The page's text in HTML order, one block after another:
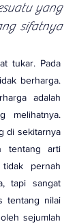
yang
sifatnya
berharga.
adalah
melihatnya.
di sekitarnya
tentang arti
pernah
tapi sangat
tentang nilai
sejumlah